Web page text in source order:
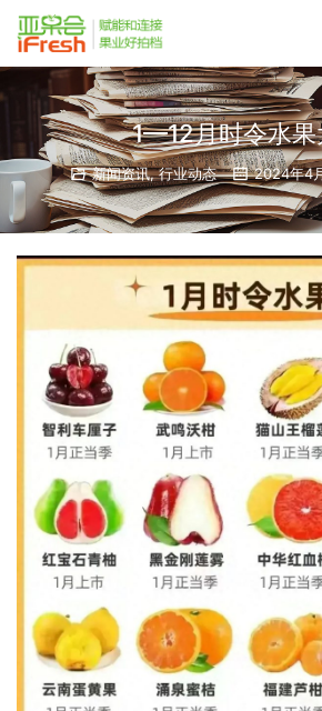
1—12月时令水果
新闻资讯,行业动态 2024年4